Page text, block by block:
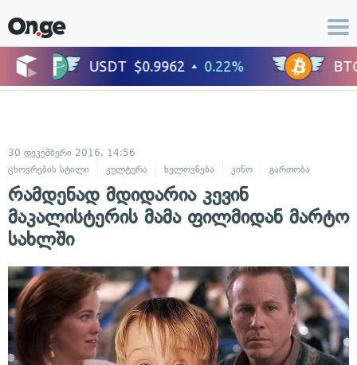
30 დეკემბერი 2016, 14:56
ცხოვრების სტილი
კულტურა ხელოვნება კინო გართობა
რამდენად მდიდარია კევინ
მაკალისტერის მამა ფილმიდან მარტო
სახლში